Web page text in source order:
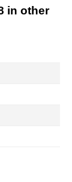
in other